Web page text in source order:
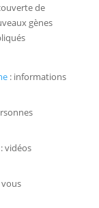
de
gènes
: informations
vidéos